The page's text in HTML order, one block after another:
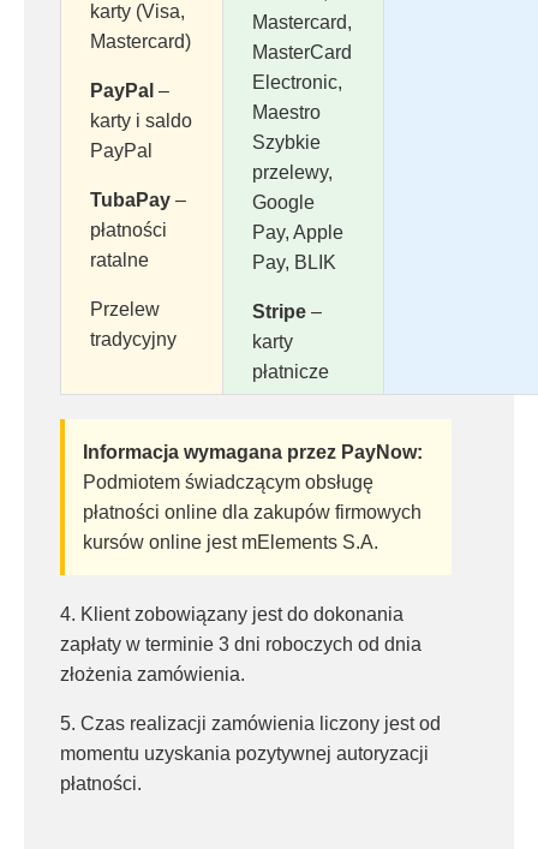
karty (Visa,
Mastercard)
PayPal –
karty i saldo
PayPal
TubaPay –
płatności
ratalne
Przelew
tradycyjny
Mastercard,
MasterCard
Electronic,
Maestro
Szybkie
przelewy,
Google
Pay, Apple
Pay, BLIK
Stripe –
karty
płatnicze
Informacja wymagana przez PayNow:
Podmiotem świadczącym obsługę
płatności online dla zakupów firmowych
kursów online jest mElements S.A.
4. Klient zobowiązany jest do dokonania
zapłaty w terminie 3 dni roboczych od dnia
złożenia zamówienia.
5. Czas realizacji zamówienia liczony jest od
momentu uzyskania pozytywnej autoryzacji
płatności.